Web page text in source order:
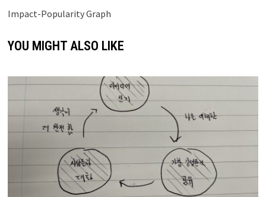
Impact-Popularity Graph
YOU MIGHT ALSO LIKE